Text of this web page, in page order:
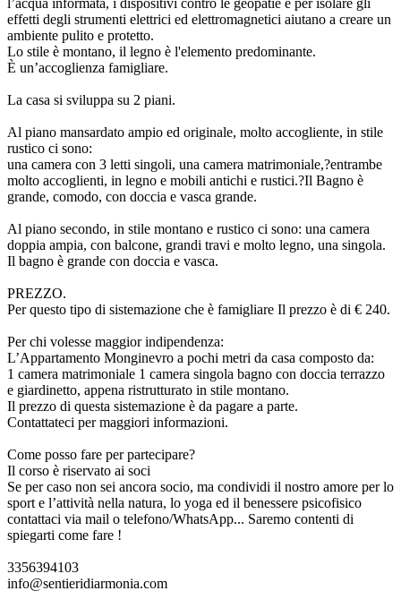
effetti degli strumenti elettrici ed elettromagnetici aiutano a creare un
ambiente pulito e protetto.
Lo stile è montano, il legno è l'elemento predominante.
È un’accoglienza famigliare.
La casa si sviluppa su 2 piani.
Al piano mansardato ampio ed originale, molto accogliente, in stile
rustico ci sono:
una camera con 3 letti singoli, una camera matrimoniale,?entrambe
molto accoglienti, in legno e mobili antichi e rustici.?Il Bagno è
grande, comodo, con doccia e vasca grande.
Al piano secondo, in stile montano e rustico ci sono: una camera
doppia ampia, con balcone, grandi travi e molto legno, una singola.
Il bagno è grande con doccia e vasca.
PREZZO.
Per questo tipo di sistemazione che è famigliare Il prezzo è di € 240.
Per chi volesse maggior indipendenza:
L’Appartamento Monginevro a pochi metri da casa composto da:
1 camera matrimoniale 1 camera singola bagno con doccia terrazzo
e giardinetto, appena ristrutturato in stile montano.
Il prezzo di questa sistemazione è da pagare a parte.
Contattateci per maggiori informazioni.
Come posso fare per partecipare?
Il corso è riservato ai soci
Se per caso non sei ancora socio, ma condividi il nostro amore per lo
sport e l’attività nella natura, lo yoga ed il benessere psicofisico
contattaci via mail o telefono/WhatsApp... Saremo contenti di
spiegarti come fare !
3356394103
info@sentieridiarmonia.com